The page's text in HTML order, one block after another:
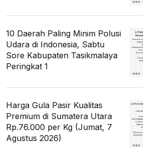
10 Daerah Paling Minim Polusi
Udara di Indonesia, Sabtu
Sore Kabupaten Tasikmalaya
Peringkat 1
Harga Gula Pasir Kualitas
Premium di Sumatera Utara
Rp.76.000 per Kg (Jumat, 7
Agustus 2026)